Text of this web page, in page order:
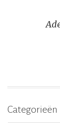
Categorieën